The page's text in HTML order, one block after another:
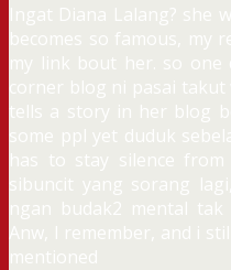
Ingat Diana Lalang? she
becomes so famous, my
my link bout her. so one
corner blog ni pasai
tells a story in her blog
some ppl yet duduk
has to stay silence
sibuncit yang sorang
ngan budak2 mental
Anw, I remember, and i
mentioned